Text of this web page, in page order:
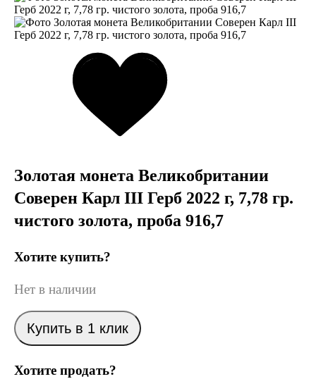
Золотая монета Великобритании
Соверен Карл III Герб 2022 г, 7,78 гр.
чистого золота, проба 916,7
Хотите купить?
Нет в наличии
Купить в 1 клик
Хотите продать?